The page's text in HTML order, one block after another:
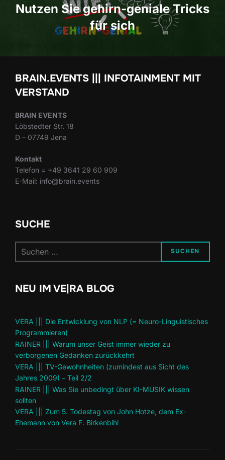
Nutzen Sie gehirn-geniale Tricks
für sich
BRAIN.EVENTS ||| INFOTAINMENT MIT
VERSTAND
BRAIN EVENTS
Löbstedter Str. 18
D – 07749 Jena
Kontakt
Telefon = +49 3641 29 60 909
E-Mail: info@brain.events
SUCHE
nach:
SUCHEN
NEU IM VE|RA BLOG
VERA ||| Die Entwicklung von NLP (= Neuro-Linguistisches
Programmieren)
RAINER ||| Warum unser Geist immer wieder zu
verborgenen Gedanken zurückkehrt
VERA ||| TV-Gewohnheiten (zumindest aus Sicht des
Jahres 2009) – Teil 2/2
RAINER ||| Was Sie unbedingt über KI-MUSIK wissen
sollten
VERA ||| Zum 5. Todestag von John Hotze, dem Ex-
Ehemann von Vera F. Birkenbihl